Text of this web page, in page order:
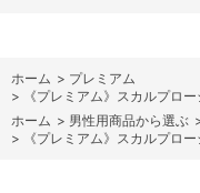
ホーム > プレミアム
>
《プレミアム》スカルプロ
ホーム > 男性用商品から選ぶ
>
《プレミアム》スカルプロ